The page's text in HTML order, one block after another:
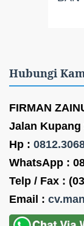
Hubungi
FIRMAN
Jalan Kupang
Hp :
WhatsApp :
Telp / Fax :
Email :